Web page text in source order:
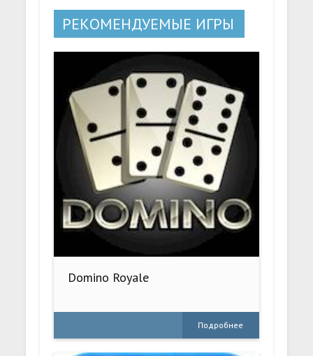
РЕКОМЕНДУЕМЫЕ ИГРЫ
Domino Royale
Подробнее